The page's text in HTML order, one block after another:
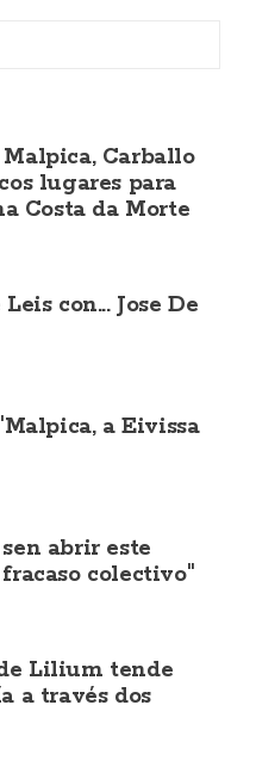
Malpica, Carballo
lugares para
Costa da Morte
con... Jose De
a Eivissa
abrir este
colectivo"
Lilium tende
a través dos